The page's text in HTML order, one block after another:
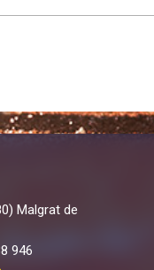
Malgrat de
946